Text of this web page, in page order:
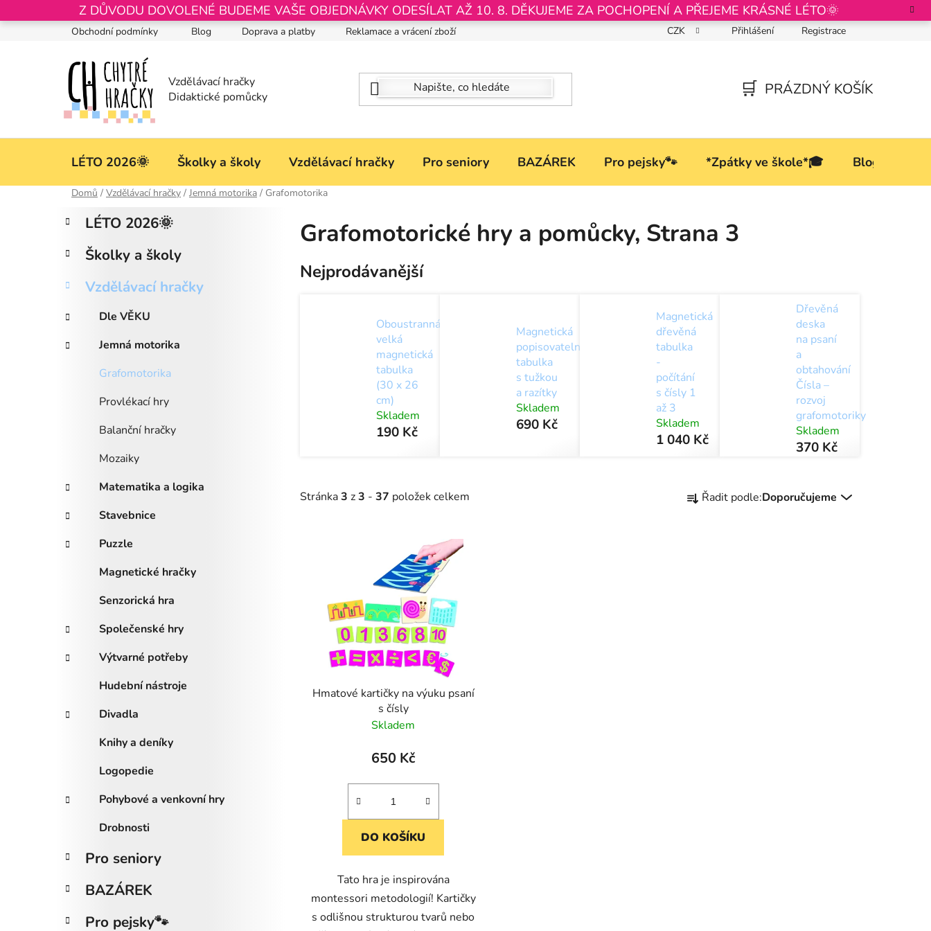
na
Z DŮVODU DOVOLENÉ BUDEME VAŠE OBJEDNÁVKY ODESÍLAT AŽ 10. 8. DĚKUJEME ZA POCHOPENÍ A PŘEJEME KRÁSNÉ LÉTO🌞
Obchodní podmínky Blog Doprava a platby Reklamace a vrácení zboží Podmínky ochrany osobních údajů
CZK Přihlášení Registrace
KOŠÍK
PRÁZDNÝ KOŠÍK
LÉTO 2026🌞 Školky a školy Vzdělávací hračky Pro seniory BAZÁREK Pro pejsky🐾 *Zpátky ve škole*🎓 Blog
Domů / Vzdělávací hračky / Jemná motorika / Grafomotorika
P
s
r
n
n
Přeskočit
kategorie
K
a
e
o
i
LÉTO 2026🌞
Školky a školy
Vzdělávací hračky
Dle VĚKU
Jemná motorika
Grafomotorika
Provlékací hry
Balanční hračky
Mozaiky
Matematika a logika
Stavebnice
Puzzle
Magnetické hračky
Senzorická hra
Společenské hry
Výtvarné potřeby
Hudební nástroje
Divadla
Knihy a deníky
Logopedie
Pohybové a venkovní hry
Drobnosti
Pro seniory
BAZÁREK
Pro pejsky🐾
Grafomotorické hry a pomůcky, Strana 3
Nejprodávanější
Oboustranná
velká
magnetická
tabulka
(30 x 26
cm)
Skladem
190 Kč
Magnetická
popisovatelná
tabulka
s tužkou
a razítky
Skladem
690 Kč
Magnetická
dřevěná
tabulka
-
počítání
s čísly 1
až 3
Skladem
1 040 Kč
Dřevěná
deska
na psaní
a
obtahování
Čísla –
rozvoj
grafomotoriky
Skladem
370 Kč
Stránka3 z3 - 37 položek celkem
a Řadit podle:Doporučujeme
Hmatové kartičky na výuku psaní
s čísly
Skladem
650 Kč
DO KOŠÍKU
Tato hra je inspirována
montessori metodologií! Kartičky
s odlišnou strukturou tvarů nebo